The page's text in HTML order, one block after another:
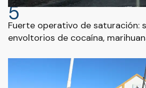
5
Fuerte operativo de saturación:
envoltorios de cocaína,